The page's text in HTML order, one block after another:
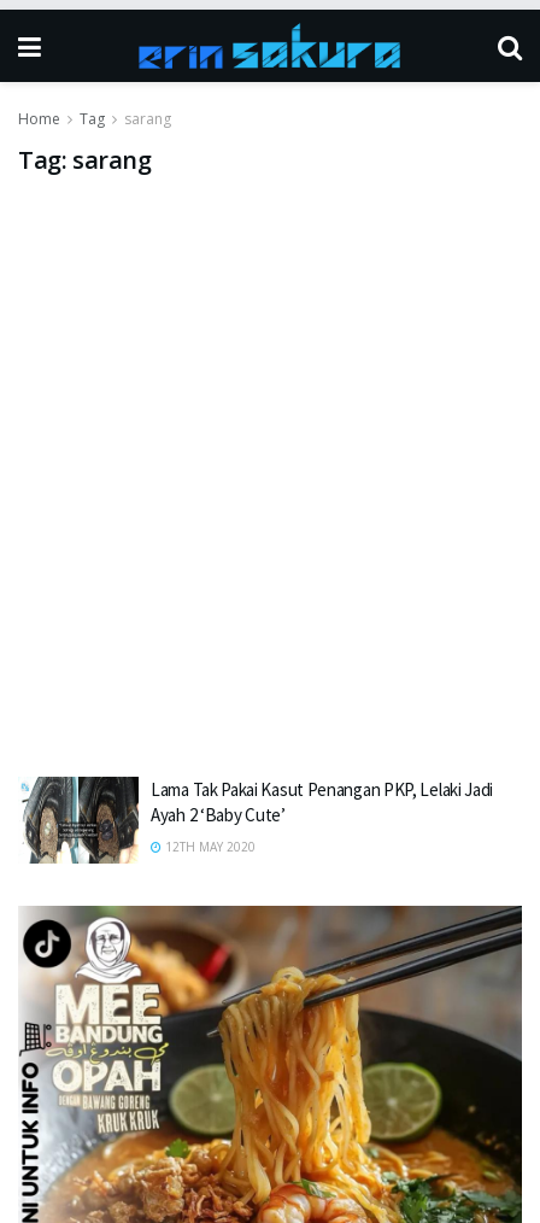
Home Tag sarang
Tag: sarang
Lama Tak Pakai Kasut Penangan PKP, Lelaki Jadi
Ayah 2 ‘Baby Cute’
12TH MAY 2020